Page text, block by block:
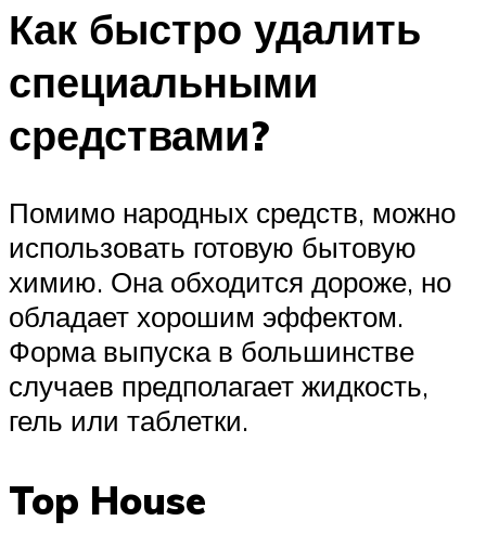
Как быстро удалить
специальными
средствами?
Помимо народных средств, можно
использовать готовую бытовую
химию. Она обходится дороже, но
обладает хорошим эффектом.
Форма выпуска в большинстве
случаев предполагает жидкость,
гель или таблетки.
Top House